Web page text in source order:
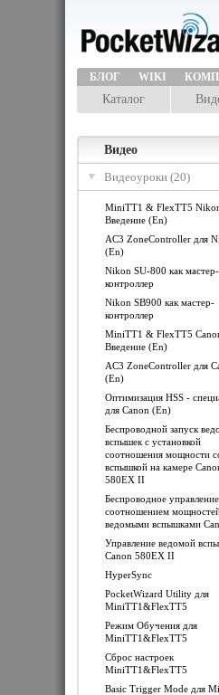
БЛОГ WIKI
Каталог
Видео
Видеоуроки (20)
MiniTT1 & FlexTT5
Введение (En)
AC3 ZoneController для
(En)
Nikon SU-800 как мастер-
контроллер
Nikon SB900 как мастер-
контроллер
MiniTT1 & FlexTT5
Введение (En)
AC3 ZoneController для
(En)
Оптимизация HSS -
для Canon (En)
Беспроводной запуск
вспышек с установкой
соотношения мощности
вспышкой на камере
580EX II
Беспроводное управление
соотношением
ведомыми вспышками
Управление ведомой
Canon 580EX II
HyperSync
PocketWizard Utility для
MiniTT1&FlexTT5
Режим Обучения для
MiniTT1&FlexTT5
Сброс настроек
MiniTT1&FlexTT5
Basic Trigger Mode для